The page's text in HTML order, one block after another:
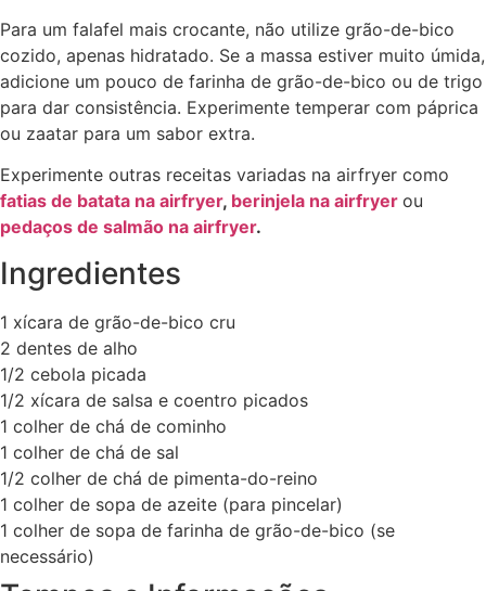
Para um falafel mais crocante, não utilize grão-de-bico
cozido, apenas hidratado. Se a massa estiver muito úmida,
adicione um pouco de farinha de grão-de-bico ou de trigo
para dar consistência. Experimente temperar com páprica
ou zaatar para um sabor extra.
Experimente outras receitas variadas na airfryer como
fatias de batata na airfryer, berinjela na airfryer ou
pedaços de salmão na airfryer.
Ingredientes
1 xícara de grão-de-bico cru
2 dentes de alho
1/2 cebola picada
1/2 xícara de salsa e coentro picados
1 colher de chá de cominho
1 colher de chá de sal
1/2 colher de chá de pimenta-do-reino
1 colher de sopa de azeite (para pincelar)
1 colher de sopa de farinha de grão-de-bico (se
necessário)